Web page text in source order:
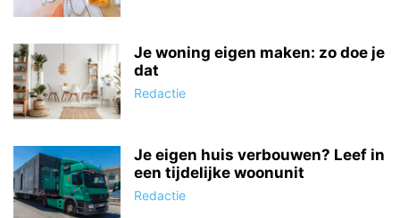
Je woning eigen maken: zo doe je
dat
Redactie
Je eigen huis verbouwen? Leef in
een tijdelijke woonunit
Redactie